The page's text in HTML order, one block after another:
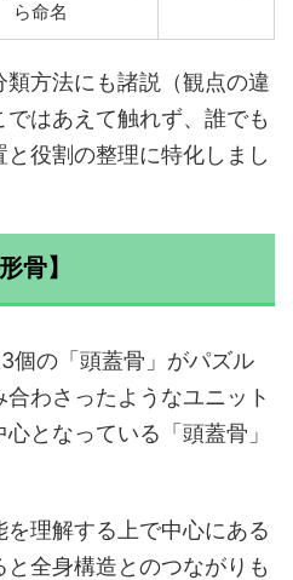
ら命名
類方法にも諸説（観点の違
はあえて触れず、誰でも
役割の整理に特化しまし
骨】
個の「頭蓋骨」がパズル
わさったようなユニット
となっている「頭蓋骨」
を理解する上で中心にある
と全身構造とのつながりも